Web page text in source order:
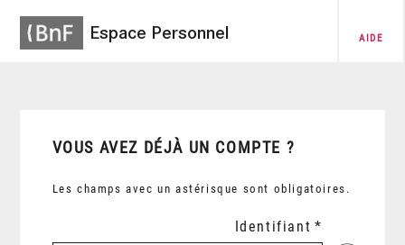
Espace Personnel AIDE
VOUS AVEZ DÉJÀ UN COMPTE ?
Les champs avec un astérisque sont obligatoires.
Identifiant